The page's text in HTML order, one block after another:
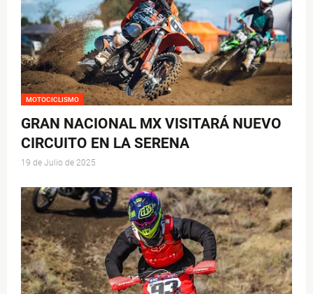
MOTOCICLISMO
GRAN NACIONAL MX VISITARÁ NUEVO
CIRCUITO EN LA SERENA
19 de Julio de 2025